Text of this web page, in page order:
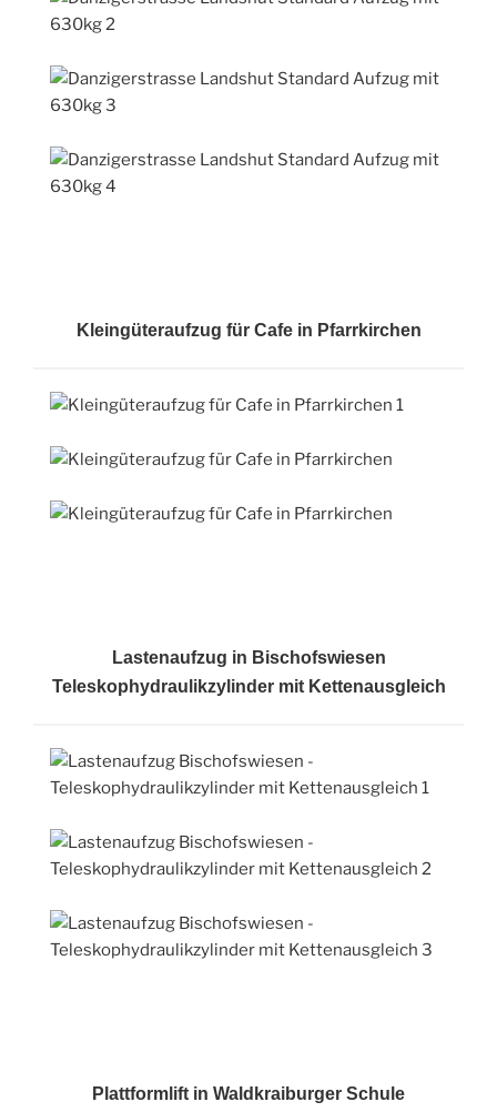
Kleingüteraufzug für Cafe in Pfarrkirchen
Lastenaufzug in Bischofswiesen
Teleskophydraulikzylinder mit Kettenausgleich
Plattformlift in Waldkraiburger Schule